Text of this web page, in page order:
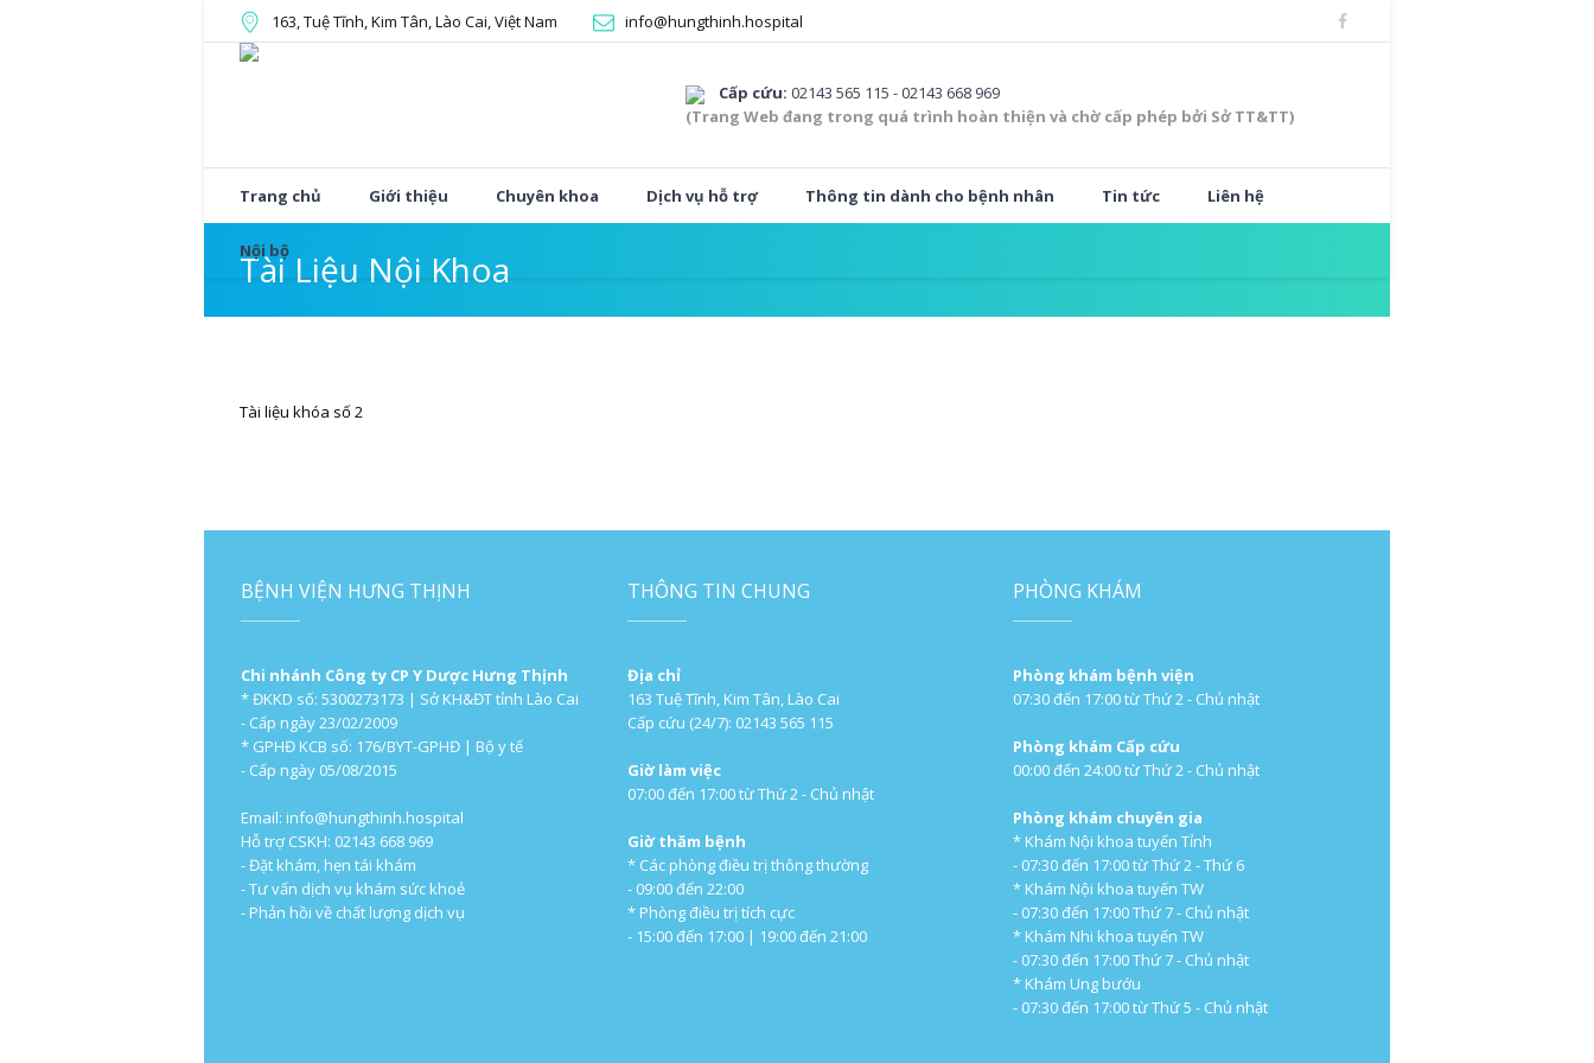
163, Tuệ Tĩnh, Kim Tân, Lào Cai, Việt Nam info@hungthinh.hospital
Cấp cứu: 02143 565 115 - 02143 668 969
(Trang Web đang trong quá trình hoàn thiện và chờ cấp phép bởi Sở TT&TT)
Trang chủ Giới thiệu Chuyên khoa Dịch vụ hỗ trợ Thông tin dành cho bệnh nhân Tin tức Liên hệ
Nội bộ
Tài Liệu Nội Khoa
Tài liệu khóa số 2
BỆNH VIỆN HƯNG THỊNH
Chi nhánh Công ty CP Y Dược Hưng Thịnh
* ĐKKD số: 5300273173 | Sở KH&ĐT tỉnh Lào Cai
- Cấp ngày 23/02/2009
* GPHĐ KCB số: 176/BYT-GPHĐ | Bộ y tế
- Cấp ngày 05/08/2015
Email: info@hungthinh.hospital
Hỗ trợ CSKH: 02143 668 969
- Đặt khám, hẹn tái khám
- Tư vấn dịch vụ khám sức khoẻ
- Phản hồi về chất lượng dịch vụ
THÔNG TIN CHUNG
Địa chỉ
163 Tuệ Tĩnh, Kim Tân, Lào Cai
Cấp cứu (24/7): 02143 565 115
Giờ làm việc
07:00 đến 17:00 từ Thứ 2 - Chủ nhật
Giờ thăm bệnh
* Các phòng điều trị thông thường
- 09:00 đến 22:00
* Phòng điều trị tích cực
- 15:00 đến 17:00 | 19:00 đến 21:00
PHÒNG KHÁM
Phòng khám bệnh viện
07:30 đến 17:00 từ Thứ 2 - Chủ nhật
Phòng khám Cấp cứu
00:00 đến 24:00 từ Thứ 2 - Chủ nhật
Phòng khám chuyên gia
* Khám Nội khoa tuyến Tỉnh
- 07:30 đến 17:00 từ Thứ 2 - Thứ 6
* Khám Nội khoa tuyến TW
- 07:30 đến 17:00 Thứ 7 - Chủ nhật
* Khám Nhi khoa tuyến TW
- 07:30 đến 17:00 Thứ 7 - Chủ nhật
* Khám Ung bướu
- 07:30 đến 17:00 từ Thứ 5 - Chủ nhật